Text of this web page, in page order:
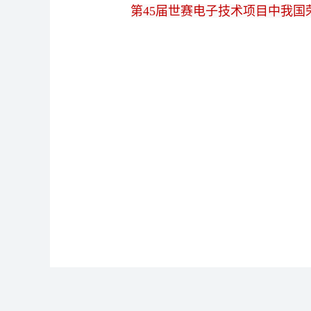
第45届世赛电子技术项目中我国